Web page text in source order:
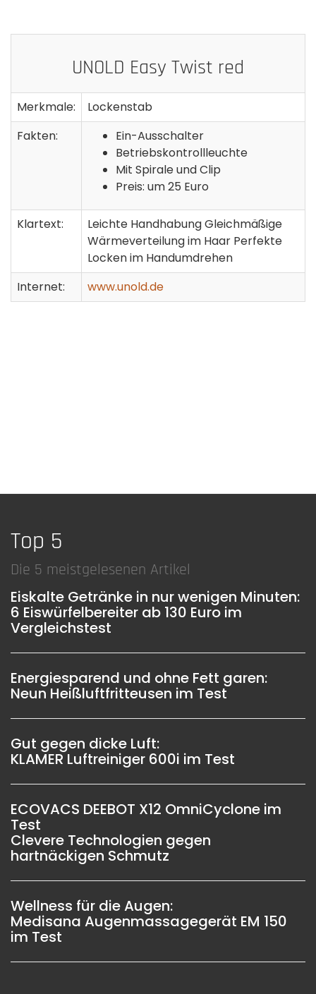
UNOLD Easy Twist red
Merkmale:
Lockenstab
Fakten:
Ein-Ausschalter
Betriebskontrollleuchte
Mit Spirale und Clip
Preis: um 25 Euro
Klartext:
Leichte Handhabung Gleichmäßige
Wärmeverteilung im Haar Perfekte
Locken im Handumdrehen
Internet:
www.unold.de
Top 5
Die 5 meistgelesenen Artikel
Eiskalte Getränke in nur wenigen Minuten:
6 Eiswürfelbereiter ab 130 Euro im
Vergleichstest
Energiesparend und ohne Fett garen:
Neun Heißluftfritteusen im Test
Gut gegen dicke Luft:
KLAMER Luftreiniger 600i im Test
ECOVACS DEEBOT X12 OmniCyclone im
Test
Clevere Technologien gegen
hartnäckigen Schmutz
Wellness für die Augen:
Medisana Augenmassagegerät EM 150
im Test